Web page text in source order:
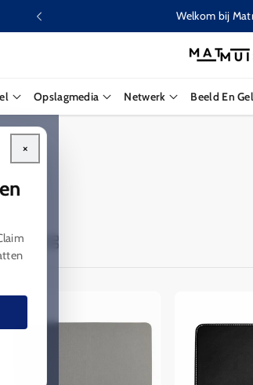
Welkom bij
Opslagmedia Netwerk Beeld En
×